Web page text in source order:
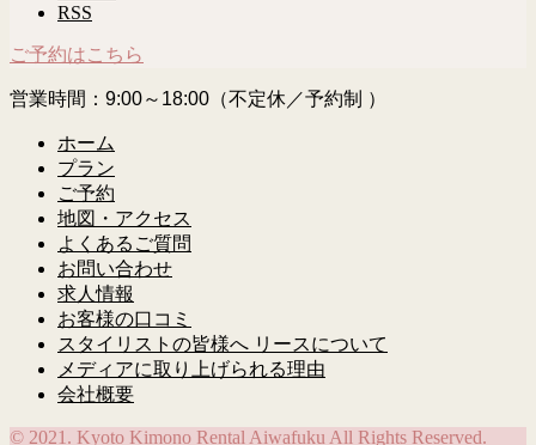
RSS
ご予約はこちら
営業時間：9:00～18:00（不定休／予約制 ）
ホーム
プラン
ご予約
地図・アクセス
よくあるご質問
お問い合わせ
求人情報
お客様の口コミ
スタイリストの皆様へ リースについて
メディアに取り上げられる理由
会社概要
© 2021. Kyoto Kimono Rental Aiwafuku All Rights Reserved.